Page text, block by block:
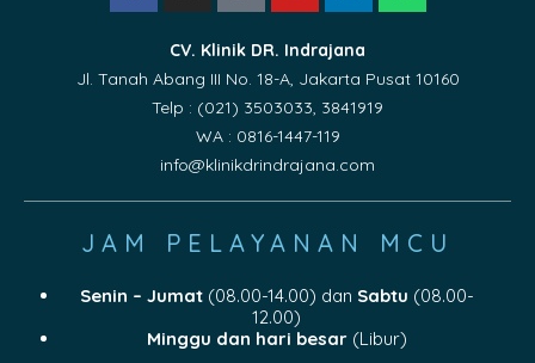
CV. Klinik DR. Indrajana
Jl. Tanah Abang III No. 18-A, Jakarta Pusat 10160
Telp : (021) 3503033, 3841919
WA : 0816-1447-119
info@klinikdrindrajana.com
JAM PELAYANAN MCU
Senin – Jumat(08.00-14.00) dan Sabtu (08.00-
12.00)
Minggu dan hari besar(Libur)